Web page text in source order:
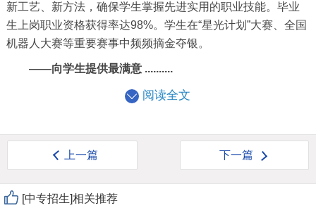
新工艺、新方法，确保学生掌握先进实用的职业技能。毕业
生上岗职业资格获得率达98%。学生在“星光计划”大赛、全国
机器人大赛等重要赛事中频频摘金夺银。
——向学生提供最满意 ..........
阅读全文
上一篇 下一篇
[中专招生]相关推荐